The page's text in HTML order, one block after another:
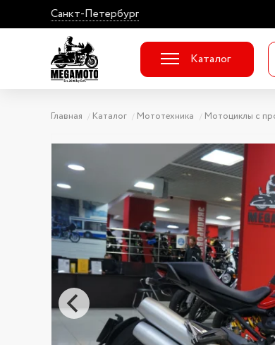
Санкт-Петербург
Каталог
Главная Каталог Мототехника Мотоциклы с